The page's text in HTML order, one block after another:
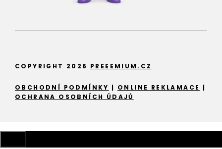
COPYRIGHT 2026 PREEEMIUM.CZ
OBCHODNÍ PODMÍNKY | ONLINE REKLAMACE |
OCHRANA OSOBNÍCH ÚDAJŮ